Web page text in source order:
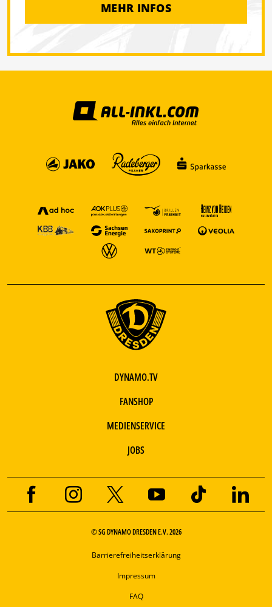
MEHR INFOS
DYNAMO.TV
FANSHOP
MEDIENSERVICE
JOBS
© SG DYNAMO DRESDEN E.V. 2026
Barrierefreiheitserklärung
Impressum
FAQ